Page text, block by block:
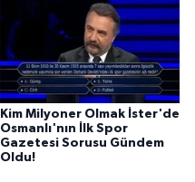
Kim Milyoner Olmak İster'de
Osmanlı'nın İlk Spor
Gazetesi Sorusu Gündem
Oldu!